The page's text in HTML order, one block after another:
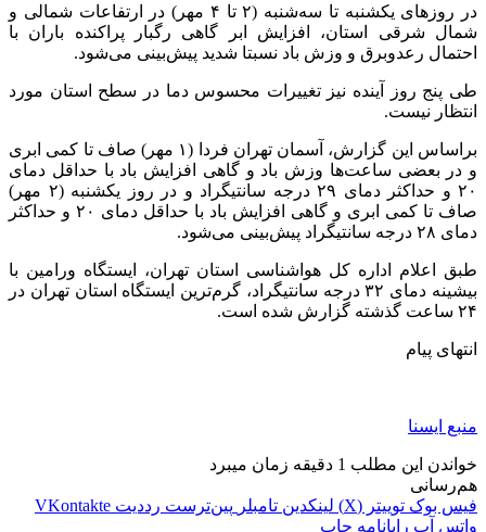
در روزهای یکشنبه تا سه‌شنبه (۲ تا ۴ مهر) در ارتفاعات شمالی و
شمال شرقی استان، افزایش ابر گاهی رگبار پراکنده باران با
احتمال رعدوبرق و وزش باد نسبتا شدید پیش‌بینی می‌شود.
طی پنج روز آینده نیز تغییرات محسوس دما در سطح استان مورد
انتظار نیست.
براساس این گزارش، آسمان تهران فردا (۱ مهر) صاف تا کمی ابری
و در بعضی ساعت‌ها وزش باد و گاهی افزایش باد با حداقل دمای
۲۰ و حداکثر دمای ۲۹ درجه سانتیگراد و در روز یکشنبه (۲ مهر)
صاف تا کمی ابری و گاهی افزایش باد با حداقل دمای ۲۰ و حداکثر
دمای ۲۸ درجه سانتیگراد پیش‌بینی می‌شود.
طبق اعلام اداره کل هواشناسی استان تهران، ایستگاه ورامین با
بیشینه دمای ۳۲ درجه سانتیگراد، گرم‌ترین ایستگاه استان تهران در
۲۴ ساعت گذشته گزارش شده‌ است.
انتهای پیام
منبع ایسنا
خواندن این مطلب 1 دقیقه زمان میبرد
هم‌رسانی
فیس بوک توییتر (X) لینکدین ‫تامبلر ‫پین‌ترست ‫رددیت ‫VKontakte
واتس آپ رایانامه چاپ